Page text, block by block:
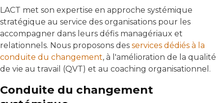
LACT met son expertise en approche systémique
stratégique au service des organisations pour les
accompagner dans leurs défis managériaux et
relationnels. Nous proposons des services dédiés à la
conduite du changement, à l'amélioration de la qualité
de vie au travail (QVT) et au coaching organisationnel.
Conduite du changement